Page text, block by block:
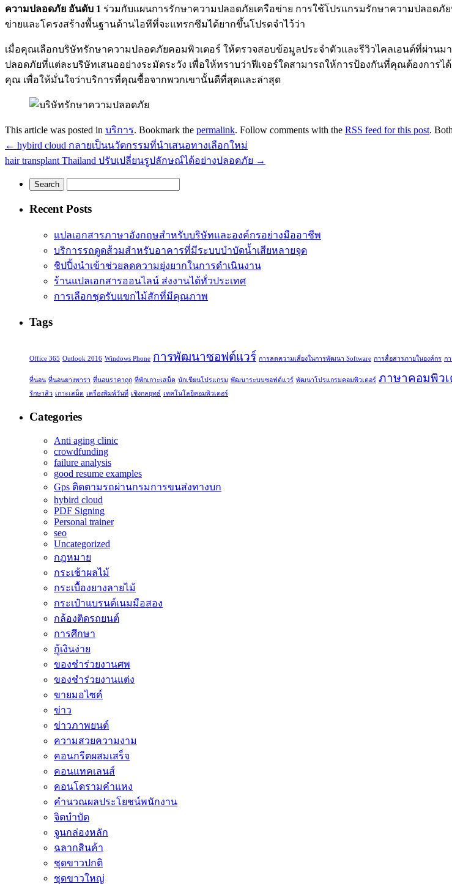
ความปลอดภัย อันดับ 1 ร่วมกับแผนการรักษาความปลอดภัยเครือข่าย การใช้โปรแกรมรักษาความปลอด
ข่ายและโครงสร้างพื้นฐานด้านไอทีที่จะแทรกซึมได้ยากขึ้นโปรดจำไว้ว่า
เมื่อคุณเลือกบริษัทรักษาความปลอดภัยคอมพิวเตอร์ ให้ตรวจสอบข้อมูลประจำตัวและรีวิวไคลเอนต์ที่ผ่าน
ปลอดภัยที่แต่ละบริษัทเสนออย่างระมัดระวัง เพื่อให้ทราบว่าฟีเจอร์ใดสามารถให้การป้องกันที่คุณต้องกา
คุณ เพื่อให้มั่นใจว่าบริการที่คุณซื้อจากพวกเขานั้นดีที่สุดและล่าสุด
This article was posted in บริการ. Bookmark the permalink. Follow comments with the RSS feed for this post.
← hybird cloud กลายเป็นนวัตกรรมที่นำเสนอทางเลือกใหม่
hair transplant Thailand ปรับเปลี่ยนรูปลักษณ์ได้อย่างปลอดภัย →
Recent Posts
แปลเอกสารภาษาอังกฤษสำหรับบริษัทและองค์กรอย่างมืออาชีพ
บริการรถดูดส้วมสำหรับอาคารที่มีระบบบำบัดน้ำเสียหลายจุด
ชิปปิ้งนำเข้าช่วยลดความยุ่งยากในการดำเนินงาน
ร้านแปลเอกสารออนไลน์ ส่งงานได้ทั่วประเทศ
การเลือกชุดรับแขกไม้สักที่มีคุณภาพ
Tags
Office 365 Outlook 2016 Windows Phone การพัฒนาซอฟต์แวร์ การลดความเสี่ยงในการพัฒนา Software การสื่อสารภายในองค์กร ก
ที่นอน ที่นอนยางพารา ที่นอนราคาถุก ที่พักเกาะเสม็ด นักเขียนโปรแกรม พัฒนาระบบซอฟต์แวร์ พัฒนาโปรแกรมคอมพิวเตอร์ ภาษาคอมพิวเ
รักษาสิว เกาะเสม็ด เครื่องพิมพ์วันที่ เชิงกลยุทธ์ เทคโนโลยีคอมพิวเตอร์
Categories
Anti aging clinic
crowdfunding
failure analysis
good resume examples
Gps ติดตามรถผ่านกรมการขนส่งทางบก
hybird cloud
PDF Signing
Personal trainer
seo
Uncategorized
กฎหมาย
กระเช้าผลไม้
กระเบื้องยางลายไม้
กระเป๋าแบรนด์เนมมือสอง
กล้องติดรถยนต์
การศึกษา
กู้เงินง่าย
ของชำร่วยงานศพ
ของชำร่วยงานแต่ง
ขายมอไซค์
ข่าว
ข่าวภาพยนต์
ความสวยความงาม
คอนกรีตผสมเสร็จ
คอนแทคเลนส์
คอนโดรามคำแหง
คำนวณผลประโยชน์พนักงาน
จิตบำบัด
จูนกล่องหลัก
ฉลากสินค้า
ชุดขาวปกติ
ชุดขาวใหญ่